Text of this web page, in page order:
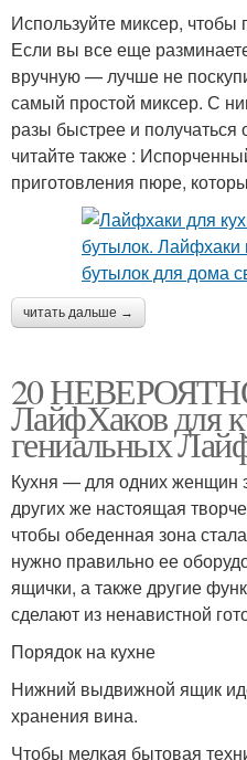
Используйте миксер, чтобы
Если вы все еще
вручную — лучше не
самый простой миксер. С
разы быстрее и
читайте также :
приготовления пюре,
читать дальше →
20
ЛайфХаков для
гениальных
Кухня — для одних женщин
других же настоящая
чтобы обеденная зона
нужно правильно ее
ящички, а также другие
сделают из ненавистной
Порядок на кухне
Нижний выдвижной ящик
хранения вина.
Чтобы мелкая бытовая